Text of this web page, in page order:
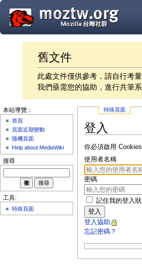
舊文件
此處文件僅供參考，請自行考
我們亟需您的協助，進行共筆
特殊頁面
登入
你必須啟用
使用者名稱
密碼
記住我的登入
登入
登入協助
忘記密碼？
本站導覽：
首頁
頁面近期變動
隨機頁面
Help about MediaWiki
搜尋
工具:
特殊頁面